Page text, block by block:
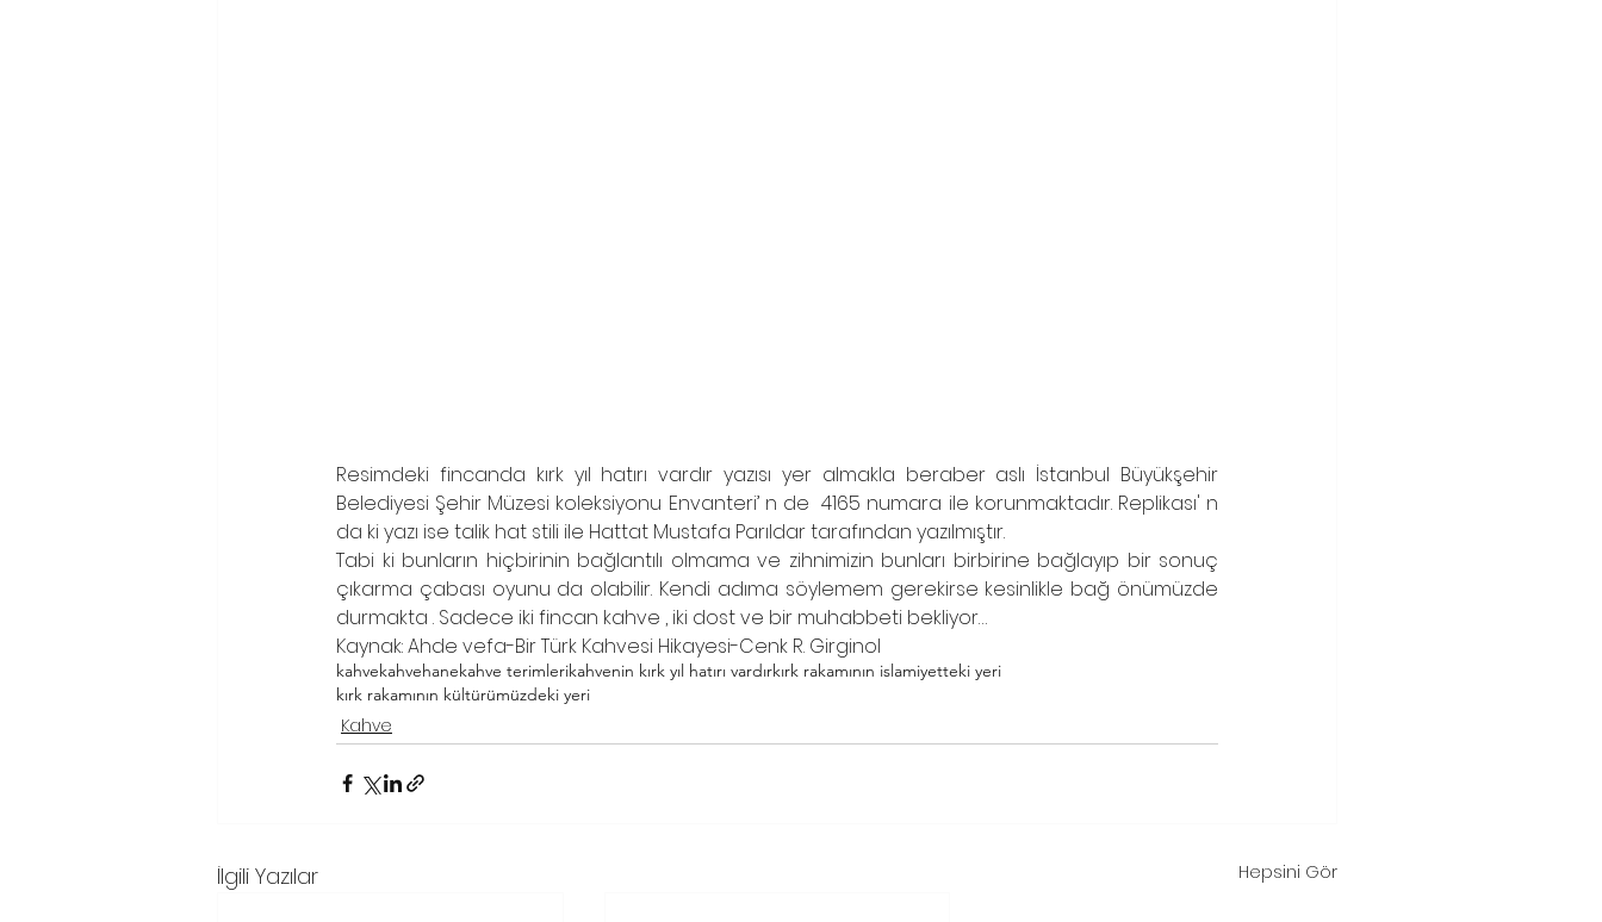
Resimdeki fincanda kırk yıl hatırı vardır yazısı yer almakla beraber aslı İstanbul Büyükşehir
Belediyesi Şehir Müzesi koleksiyonu Envanteri’ n de  4165 numara ile korunmaktadır. Replikası' n
da ki yazı ise talik hat stili ile Hattat Mustafa Parıldar tarafından yazılmıştır.
Tabi ki bunların hiçbirinin bağlantılı olmama ve zihnimizin bunları birbirine bağlayıp bir sonuç
çıkarma çabası oyunu da olabilir. Kendi adıma söylemem gerekirse kesinlikle bağ önümüzde
durmakta . Sadece iki fincan kahve , iki dost ve bir muhabbeti bekliyor…
Kaynak: Ahde vefa-Bir Türk Kahvesi Hikayesi-Cenk R. Girginol
kahvekahvehanekahve terimlerikahvenin kırk yıl hatırı vardırkırk rakamının islamiyetteki yeri
kırk rakamının kültürümüzdeki yeri
Kahve
İlgili Yazılar Hepsini Gör